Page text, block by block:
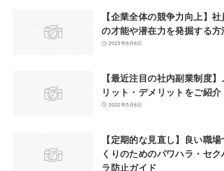
【企業全体の競争力向上】社
の才能や潜在力を発掘する方
2023年6月6日
【最近注目の社内副業制度】
リット・デメリットをご紹介
2022年5月6日
【定期的な見直し】良い職場
くりのためのパワハラ・セク
ラ防止ガイド